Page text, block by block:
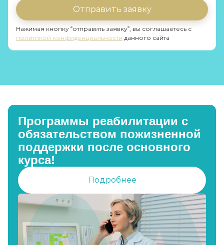
Отправить заявку
Нажимая кнопку “отправить заявку”, вы соглашаетесь с
политикой конфиденциальности данного сайта
Программы реабилитации с
обязательством пожизненной
поддержки после основного
курса!
Подробнее